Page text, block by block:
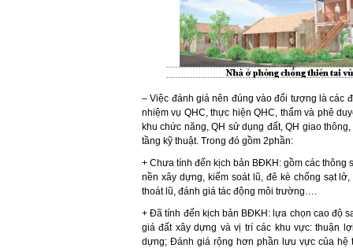
– Việc đánh giá nên đúng vào đối tượng là các
nhiệm vụ QHC, thực hiện QHC, thẩm và phê
khu chức năng, QH sử dụng đất, QH giao
tầng kỹ thuật. Trong đó gồm 2phần:
+ Chưa tính đến kịch bản BĐKH: gồm các thông
nền xây dựng, kiểm soát lũ, đê kè chống sạt
thoát lũ, đánh giá tác động môi trường….
+ Đã tính đến kịch bản BĐKH: lựa chọn cao độ
giá đất xây dựng và vị trí các khu vực: thuận
dựng; Đánh giá rộng hơn phần lưu vực của hệ